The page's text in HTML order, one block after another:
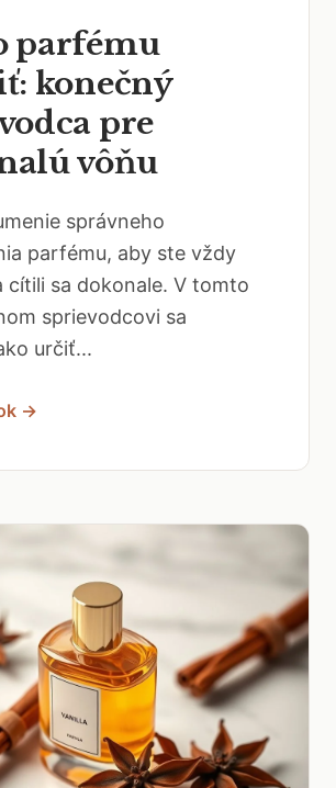
parfému
konečný
pre
vôňu
správneho
parfému, aby ste vždy
cítili sa dokonale. V tomto
sprievodcovi sa
určiť...
→